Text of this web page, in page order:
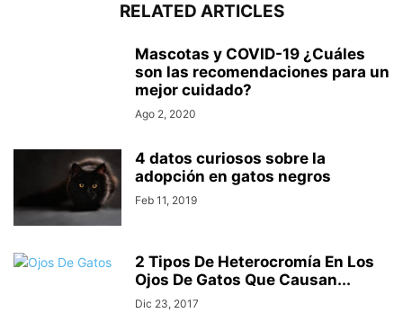
RELATED ARTICLES
Mascotas y COVID-19 ¿Cuáles
son las recomendaciones para un
mejor cuidado?
Ago 2, 2020
4 datos curiosos sobre la
adopción en gatos negros
Feb 11, 2019
2 Tipos De Heterocromía En Los
Ojos De Gatos Que Causan...
Dic 23, 2017